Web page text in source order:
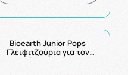
Bioearth Junior Pops
Γλειφιτζούρια για τον
Λαιμό με Γεύση